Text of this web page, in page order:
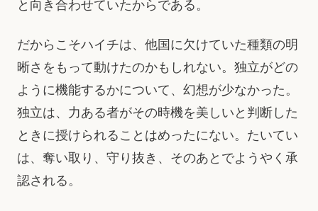
と向き合わせていたからである。
だからこそハイチは、他国に欠けていた種類の明
晰さをもって動けたのかもしれない。独立がどの
ように機能するかについて、幻想が少なかった。
独立は、力ある者がその時機を美しいと判断した
ときに授けられることはめったにない。たいてい
は、奪い取り、守り抜き、そのあとでようやく承
認される。